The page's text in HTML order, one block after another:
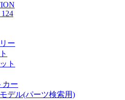
ー
ト
カー
デル(パーツ検索用)